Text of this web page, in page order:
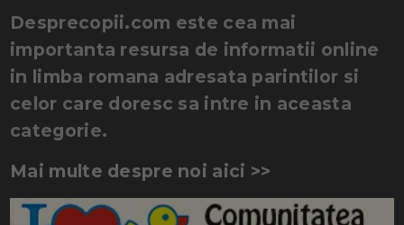
Desprecopii.com este cea mai
importanta resursa de informatii online
in limba romana adresata parintilor si
celor care doresc sa intre in aceasta
categorie.
Mai multe despre noi aici >>